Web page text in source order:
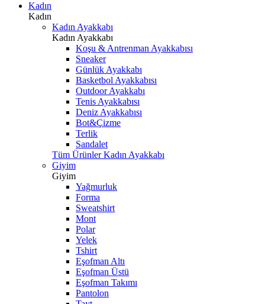
Kadın
Kadın
Kadın Ayakkabı
Kadın Ayakkabı
Koşu & Antrenman Ayakkabısı
Sneaker
Günlük Ayakkabı
Basketbol Ayakkabısı
Outdoor Ayakkabı
Tenis Ayakkabısı
Deniz Ayakkabısı
Bot&Çizme
Terlik
Sandalet
Tüm Ürünler Kadın Ayakkabı
Giyim
Giyim
Yağmurluk
Forma
Sweatshirt
Mont
Polar
Yelek
Tshirt
Eşofman Altı
Eşofman Üstü
Eşofman Takımı
Pantolon